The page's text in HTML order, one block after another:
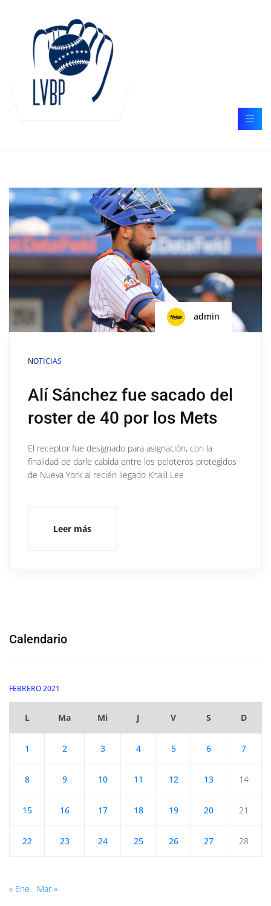
admin
NOTICIAS
Alí Sánchez fue sacado del
roster de 40 por los Mets
El receptor fue designado para asignación, con la
finalidad de darle cabida entre los peloteros protegidos
de Nueva York al recién llegado Khalil Lee
Leer más
Calendario
FEBRERO 2021
L Ma Mi J V S D
1 2 3 4 5 6 7
8 9 10 11 12 13 14
15 16 17 18 19 20 21
22 23 24 25 26 27 28
« Ene Mar »